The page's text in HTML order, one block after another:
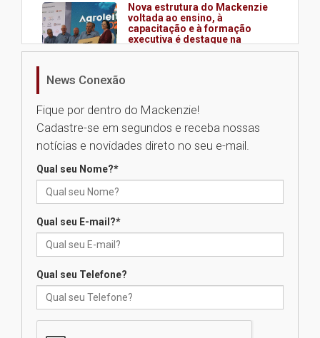
Nova estrutura do Mackenzie
voltada ao ensino, à
capacitação e à formação
executiva é destaque na
abertura da Agroleite 2026
Fronteiras do Pensamento
reúne Ana Suy e Gabriel Rolón
em debate inédito sobre os
caminhos da felicidade
estrutura e valores da
Mackenzie
Nova apresentação do Centro
News Conexão
Fique por dentro do Mackenzie!
Cadastre-se em segundos e receba nossas
notícias e novidades direto no seu e-mail.
Qual seu Nome?*
Qual seu E-mail?*
Qual seu Telefone?